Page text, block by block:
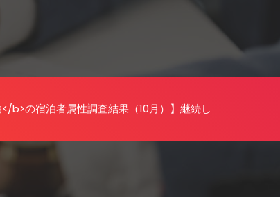
b>の宿泊者属性調査結果（10月）】継続し